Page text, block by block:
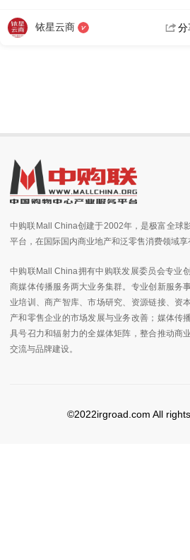
铱星云商 分
中购联Mall China创建于2002年，是极富全球
平台，在国际国内商业地产和泛零售消费领域享
中购联Mall China拥有中购联发展委员会专业
商媒体传播服务两大业务集群。专业创新服务
业培训、商产智库、市场研究、资源链接、资
产和零售企业的市场发展与业务改善；媒体传
具号召力和辐射力的全媒体矩阵，整合推动商
交流与品牌建设。
©2022irgroad.com All